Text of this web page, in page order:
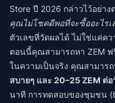
Store ปี 2026 กล่าวไว้อย่าง
คุณไม่โชคดีพอที่จะซื้ออะไรเ
ตัวเลขที่วัดผลได้ ไม่ใช่แค่คว
ตอนนี้คุณสามารถหา ZEM ฟ
ในความเป็นจริง คุณสามาร
สบายๆ และ 20–25 ZEM ต่
นาที การทดสอบของชุมชน